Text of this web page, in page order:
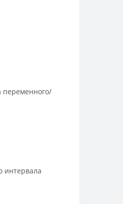
переменного/
интервала